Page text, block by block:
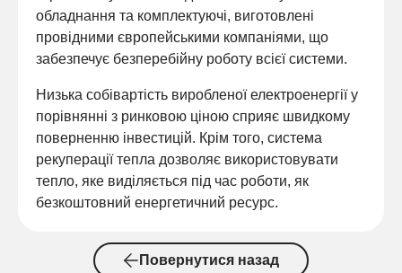
обладнання та комплектуючі, виготовлені
провідними європейськими компаніями, що
забезпечує безперебійну роботу всієї системи.
Низька собівартість виробленої електроенергії у
порівнянні з ринковою ціною сприяє швидкому
поверненню інвестицій. Крім того, система
рекуперації тепла дозволяє використовувати
тепло, яке виділяється під час роботи, як
безкоштовний енергетичний ресурс.
Повернутися назад